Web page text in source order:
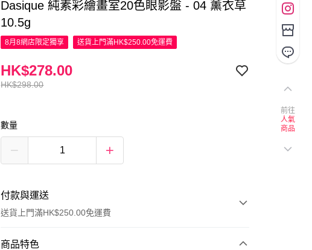
Dasique 純素彩繪畫室20色眼影盤 - 04 薰衣草
10.5g
8月8網店限定獨享 送貨上門滿HK$250.00免運費
HK$298.00
HK$278.00
數量
付款與運送
送貨上門滿HK$250.00免運費
付款方式
商品特色
前往
人氣
商品